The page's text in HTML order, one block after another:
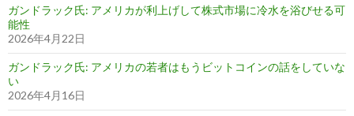
ガンドラック氏: アメリカが利上げして株式市場に冷水を浴びせる可
能性
2026年4月22日
ガンドラック氏: アメリカの若者はもうビットコインの話をしていな
い
2026年4月16日